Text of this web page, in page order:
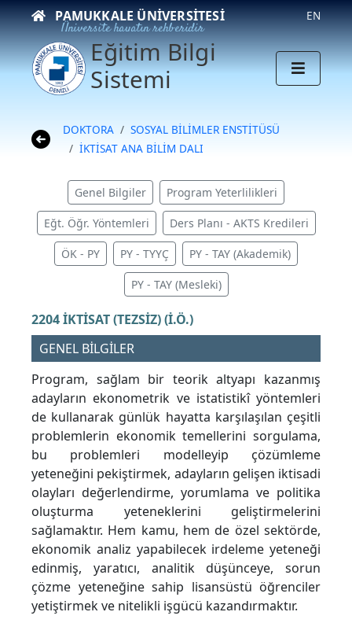
PAMUKKALE ÜNIVERSITESI
Üniversite hayatın rehberidir
EN
Eğitim Bilgi
Sistemi
DOKTORA
SOSYAL BİLİMLER ENSTİTÜSÜ
İKTİSAT ANA BİLİM DALI
Genel Bilgiler Program Yeterlilikleri
Eğt. Öğr. Yöntemleri Ders Planı - AKTS Kredileri
ÖK - PY PY - TYYÇ PY - TAY (Akademik)
PY - TAY (Mesleki)
2204 İKTİSAT (TEZSİZ) (İ.Ö.)
GENEL BİLGİLER
Program, sağlam bir teorik altyapı kazanmış
adayların ekonometrik ve istatistikî yöntemleri
de kullanarak günlük hayatta karşılaşılan çeşitli
problemlerin ekonomik temellerini sorgulama,
bu problemleri modelleyip çözümleme
yeteneğini pekiştirmek, adayların gelişen iktisadi
olayları değerlendirme, yorumlama ve politika
oluşturma yeteneklerini geliştirmelerini
sağlamaktır. Hem kamu, hem de özel sektörde,
ekonomik analiz yapabilecek irdeleme yeteneği
edinmiş, yaratıcı, analitik düşünceye, sorun
çözme yeteneğine sahip lisansüstü öğrenciler
yetiştirmek ve nitelikli işgücü kazandırmaktır.